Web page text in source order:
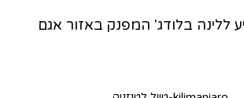
ללינה בלודג' המפנק באזור אגם